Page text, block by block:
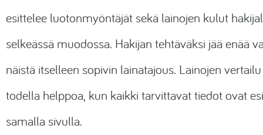
esittelee luotonmyöntäjät sekä lainojen kulut
selkeässä muodossa. Hakijan tehtäväksi jää enää
näistä itselleen sopivin lainatajous. Lainojen
todella helppoa, kun kaikki tarvittavat tiedot ovat
samalla sivulla.